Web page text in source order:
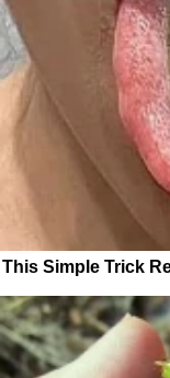
This Simple Trick